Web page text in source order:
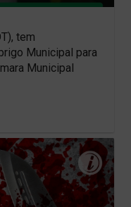
tem
Municipal para
Municipal